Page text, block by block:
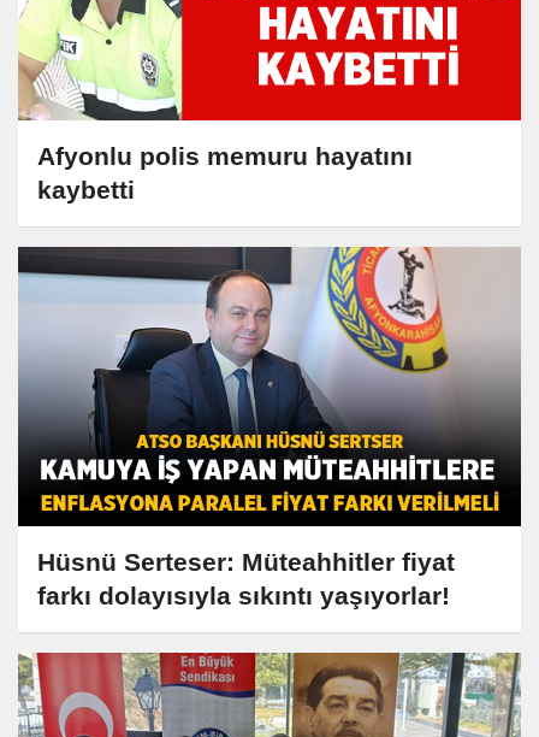
Afyonlu polis memuru hayatını
kaybetti
Hüsnü Serteser: Müteahhitler fiyat
farkı dolayısıyla sıkıntı yaşıyorlar!